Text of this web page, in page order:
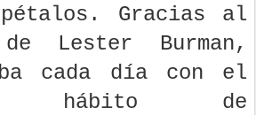
Gracias al
Lester Burman,
cada día con el
hábito de